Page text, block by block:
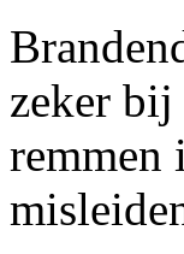
zeker bij
remmen